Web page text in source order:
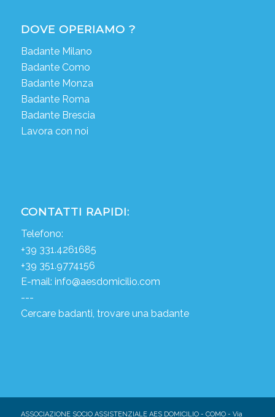
DOVE OPERIAMO ?
Badante Milano
Badante Como
Badante Monza
Badante Roma
Badante Brescia
Lavora con noi
CONTATTI RAPIDI:
Telefono:
+39 331.4261685
+39 351.9774156
E-mail: info@aesdomicilio.com
---
Cercare badanti, trovare una badante
ASSOCIAZIONE SOCIO ASSISTENZIALE AES DOMICILIO - COMO - Via